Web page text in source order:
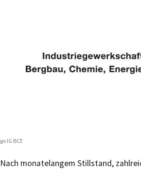
IG BCE
Nach monatelangem Stillstand,